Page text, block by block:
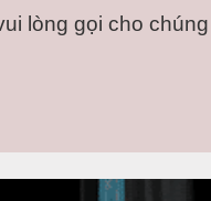
lòng gọi cho